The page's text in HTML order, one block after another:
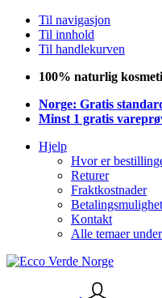
Til navigasjon
Til innhold
Til handlekurven
100% naturlig
Norge: Gratis
Minst 1 gratis
Hjelp
Hvor er
Returer
Fraktkostnader
Kontakt
Alle temaer